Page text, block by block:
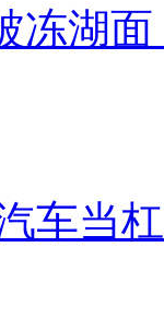
冻湖
车当